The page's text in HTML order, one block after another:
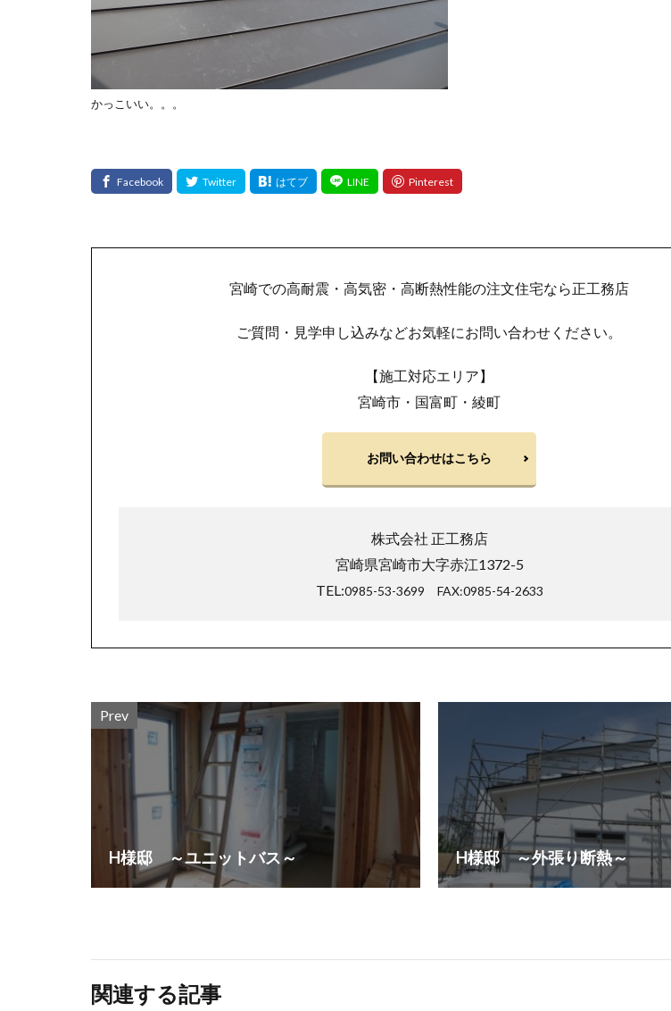
かっこいい。。。
宮崎での高耐震・高気密・高断熱性能の注文住宅なら正工務店
ご質問・見学申し込みなどお気軽にお問い合わせください。
【施工対応エリア】
宮崎市・国富町・綾町
お問い合わせはこちら
株式会社 正工務店
宮崎県宮崎市大字赤江1372-5
TEL:0985-53-3699 FAX:0985-54-2633
Prev
H様邸 ～ユニットバス～ H様邸 ～外張り断熱～
関連する記事